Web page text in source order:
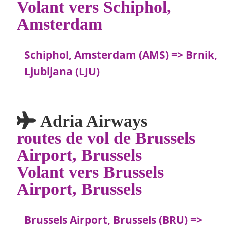
Volant vers Schiphol,
Amsterdam
Schiphol, Amsterdam (AMS) => Brnik,
Ljubljana (LJU)
Adria Airways
routes de vol de Brussels
Airport, Brussels
Volant vers Brussels
Airport, Brussels
Brussels Airport, Brussels (BRU) =>